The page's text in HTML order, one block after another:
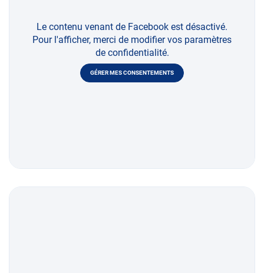
Le contenu venant de Facebook est désactivé.
Pour l'afficher, merci de modifier vos paramètres
de confidentialité.
GÉRER MES CONSENTEMENTS